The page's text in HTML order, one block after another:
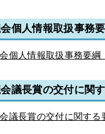
個人情報取扱事務
個人情報取扱事務要綱
議長賞の交付に関
議長賞の交付に関する